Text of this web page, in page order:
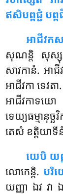
ឥសិបព្ពជ្ជំ បព្ព
អាជីវកស
សុណន្តិ សុស្សុស
សាវកានំ. អាជី
អាជីវកា ទេវតា
អាជីវកាទយ
ទេយ្យធម្មានុច្ឆ
តេសំ ខត្តិយាទី
យេបិ យ
លោកេន្តិ. បរិ
យញ្ញា ឯវ វា